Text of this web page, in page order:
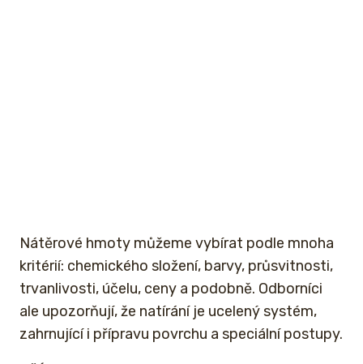
Nátěrové hmoty můžeme vybírat podle mnoha
kritérií: chemického složení, barvy, průsvitnosti,
trvanlivosti, účelu, ceny a podobně. Odborníci
ale upozorňují, že natírání je ucelený systém,
zahrnující i přípravu povrchu a speciální postupy.